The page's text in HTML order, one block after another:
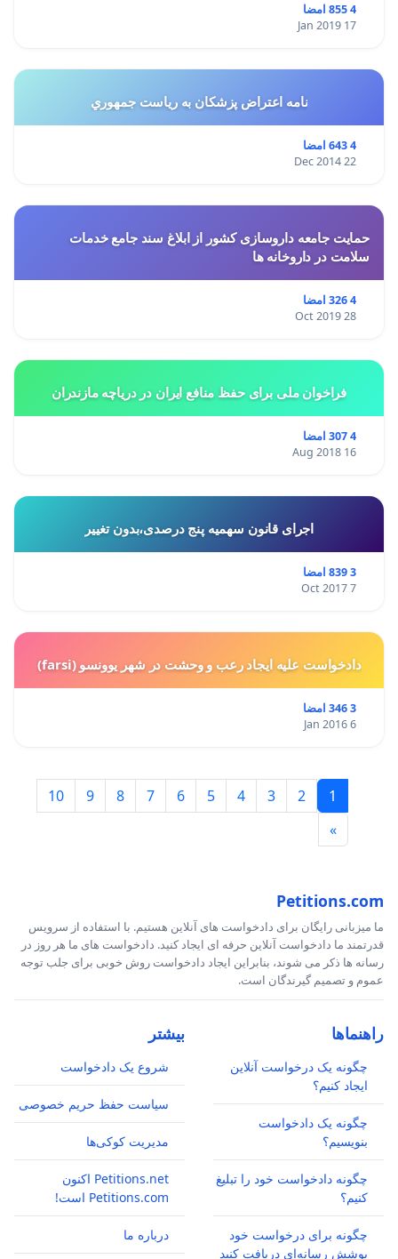
4 855 امضا
17 Jan 2019
نامه اعتراض پزشكان به رياست جمهوري
4 643 امضا
22 Dec 2014
حمایت جامعه داروسازی کشور از ابلاغ سند جامع خدمات
سلامت در داروخانه ها
4 326 امضا
28 Oct 2019
فراخوان ملی برای حفظ منافع ایران در دریاچه مازندران
4 307 امضا
16 Aug 2018
اجرای قانون سهمیه پنج درصدی،بدون تغییر
3 839 امضا
7 Oct 2017
دادخواست علیه ایجاد رعب و وحشت در شهر یوونسو (farsi)
3 346 امضا
6 Jan 2016
1
2
3
4
5
6
7
8
9
10
»
Petitions.com
ما میزبانی رایگان برای دادخواست های آنلاین هستیم. با استفاده از سرویس
قدرتمند ما دادخواست آنلاین حرفه ای ایجاد کنید. دادخواست های ما هر روز در
رسانه ها ذکر می شوند، بنابراین ایجاد دادخواست روش خوبی برای جلب توجه
عموم و تصمیم گیرندگان است.
راهنماها
چگونه یک درخواست آنلاین
ایجاد کنیم؟
چگونه یک دادخواست
بنویسیم؟
چگونه دادخواست خود را تبلیغ
کنیم؟
چگونه برای درخواست خود
پوشش رسانه‌ای دریافت کنید
بیشتر
شروع یک دادخواست
سیاست حفظ حریم خصوصی
مدیریت کوکی‌ها
Petitions.net اکنون
Petitions.com است!
درباره ما